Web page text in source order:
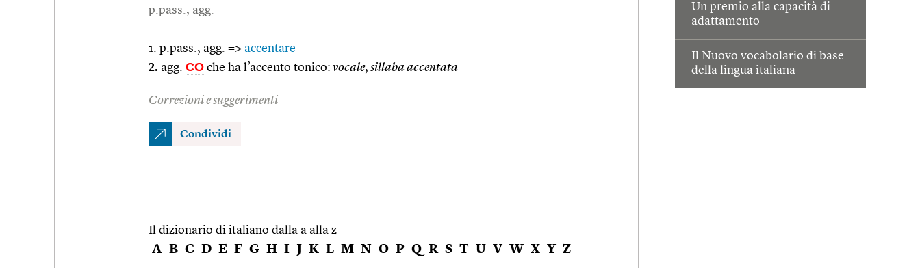
Un premio alla capacità di
adattamento
Il Nuovo vocabolario di base
della lingua italiana
p.pass., agg.
1. p.pass., agg. => accentare
2. agg. CO che ha l’accento tonico: vocale, sillaba accentata
Correzioni e suggerimenti
Condividi
Il dizionario di italiano dalla a alla z
A B C D E F G H I J K L M N O P Q R S T U V W X Y Z